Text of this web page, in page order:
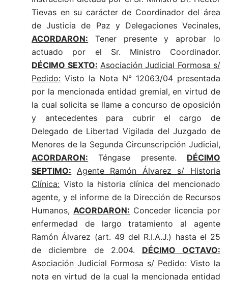
Tievas en su carácter de Coordinador del área
de Justicia de Paz y Delegaciones Vecinales,
ACORDARON: Tener presente y aprobar lo
actuado por el Sr. Ministro Coordinador.
DÉCIMO SEXTO: Asociación Judicial Formosa s/
Pedido: Visto la Nota N° 12063/04 presentada
por la mencionada entidad gremial, en virtud de
la cual solicita se llame a concurso de oposición
y antecedentes para cubrir el cargo de
Delegado de Libertad Vigilada del Juzgado de
Menores de la Segunda Circunscripción Judicial,
ACORDARON: Téngase presente. DÉCIMO
SEPTIMO: Agente Ramón Álvarez s/ Historia
Clínica: Visto la historia clínica del mencionado
agente, y el informe de la Dirección de Recursos
Humanos,ACORDARON: Conceder licencia por
enfermedad de largo tratamiento al agente
Ramón Álvarez (art. 49 del R.I.A.J.) hasta el 25
de diciembre de 2.004. DÉCIMO OCTAVO:
Asociación Judicial Formosa s/ Pedido: Visto la
nota en virtud de la cual la mencionada entidad